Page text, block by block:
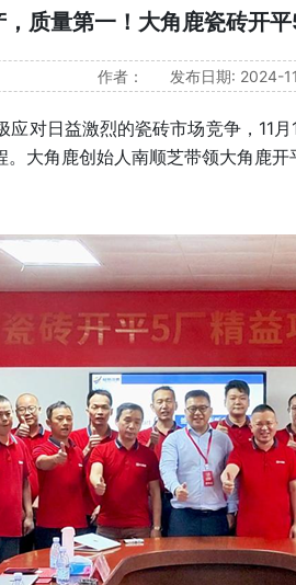
，质量第一！大角鹿瓷砖开
作者： 发布日期: 2024-
日益激烈的瓷砖市场竞争，11
大角鹿创始人南顺芝带领大角鹿